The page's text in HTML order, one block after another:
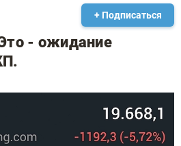
+ Подписаться
- ожидание